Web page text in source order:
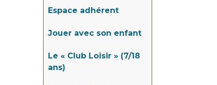
Espace adhérent
Jouer avec son enfant
Le « Club Loisir » (7/18
ans)